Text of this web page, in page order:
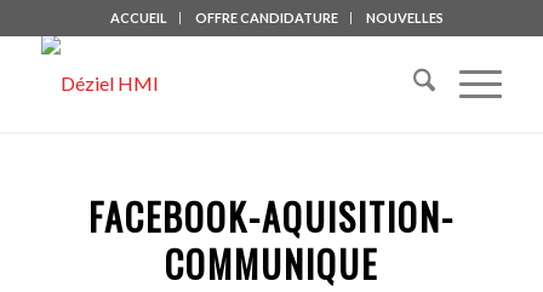
ACCUEIL OFFRE CANDIDATURE NOUVELLES
FACEBOOK-AQUISITION-
COMMUNIQUE